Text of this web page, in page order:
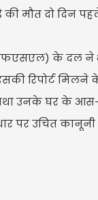
मौत दो दिन
(एफएसएल) के दल
रिपोर्ट
उनके घर के
पर उचित